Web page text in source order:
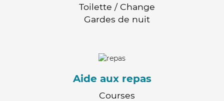
Toilette / Change
Gardes de nuit
Aide aux repas
Courses